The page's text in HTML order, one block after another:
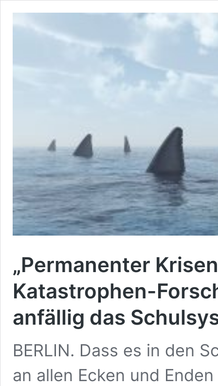
„Permanenter
Katastrophen-
anfällig das
BERLIN. Dass es in den
an allen Ecken und